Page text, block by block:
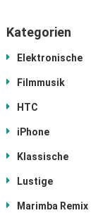
Kategorien
Elektronische
Filmmusik
HTC
iPhone
Klassische
Lustige
Marimba Remix